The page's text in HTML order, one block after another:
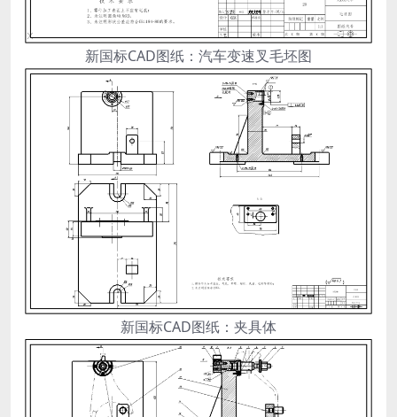
新国标CAD图纸：汽车变速叉毛坯图
新国标CAD图纸：夹具体